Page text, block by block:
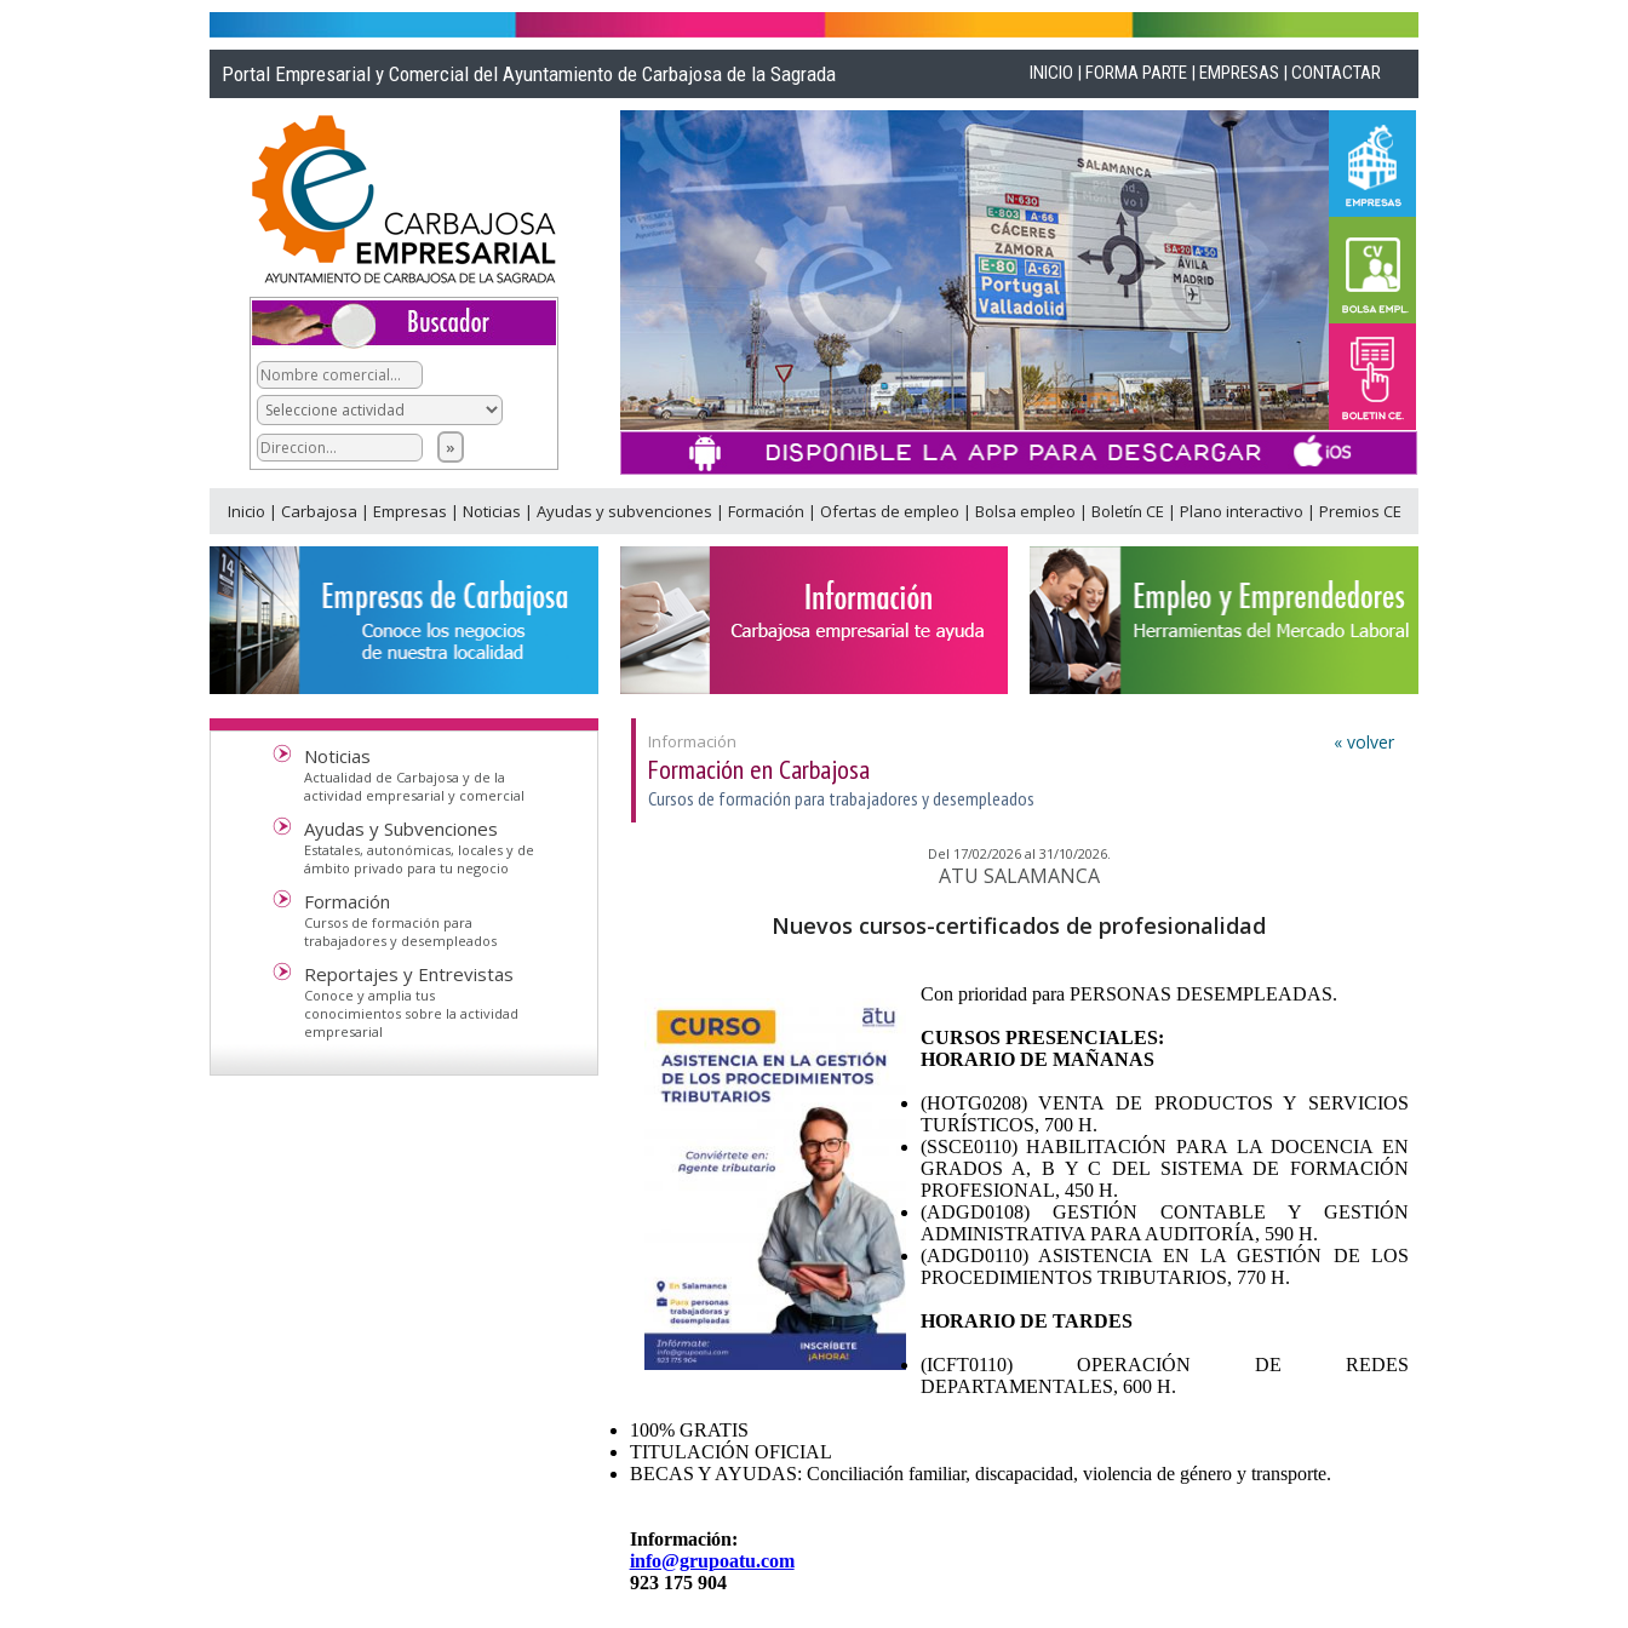
Portal Empresarial y Comercial del Ayuntamiento de Carbajosa de la Sagrada INICIO |FORMA PARTE |EMPRESAS |CONTACTAR
Inicio | Carbajosa | Empresas | Noticias | Ayudas y subvenciones | Formación | Ofertas de empleo | Bolsa empleo | Boletín CE | Plano interactivo | Premios CE
Noticias
Actualidad de Carbajosa y de la
actividad empresarial y comercial
Ayudas y Subvenciones
Estatales, autonómicas, locales y de
ámbito privado para tu negocio
Formación
Cursos de formación para
trabajadores y desempleados
Reportajes y Entrevistas
Conoce y amplia tus
conocimientos sobre la actividad
empresarial
Información
Formación en Carbajosa
Cursos de formación para trabajadores y desempleados
« volver
Del 17/02/2026 al 31/10/2026.
ATU SALAMANCA
Nuevos cursos-certificados de profesionalidad
Con prioridad para PERSONAS DESEMPLEADAS.
CURSOS PRESENCIALES:
HORARIO DE MAÑANAS
(HOTG0208) VENTA DE PRODUCTOS Y SERVICIOS
TURÍSTICOS, 700 H.
(SSCE0110) HABILITACIÓN PARA LA DOCENCIA EN
GRADOS A, B Y C DEL SISTEMA DE FORMACIÓN
PROFESIONAL, 450 H.
(ADGD0108) GESTIÓN CONTABLE Y GESTIÓN
ADMINISTRATIVA PARA AUDITORÍA, 590 H.
(ADGD0110) ASISTENCIA EN LA GESTIÓN DE LOS
PROCEDIMIENTOS TRIBUTARIOS, 770 H.
HORARIO DE TARDES
(ICFT0110) OPERACIÓN DE REDES
DEPARTAMENTALES, 600 H.
100% GRATIS
TITULACIÓN OFICIAL
BECAS Y AYUDAS: Conciliación familiar, discapacidad, violencia de género y transporte.
Información:
info@grupoatu.com
923 175 904